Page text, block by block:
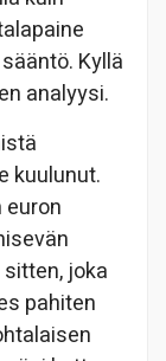
Kyllä
analyysi.
kuulunut.
joka
pahiten